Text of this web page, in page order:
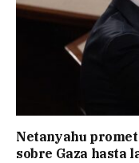
Netanyahu
sobre Gaza hasta